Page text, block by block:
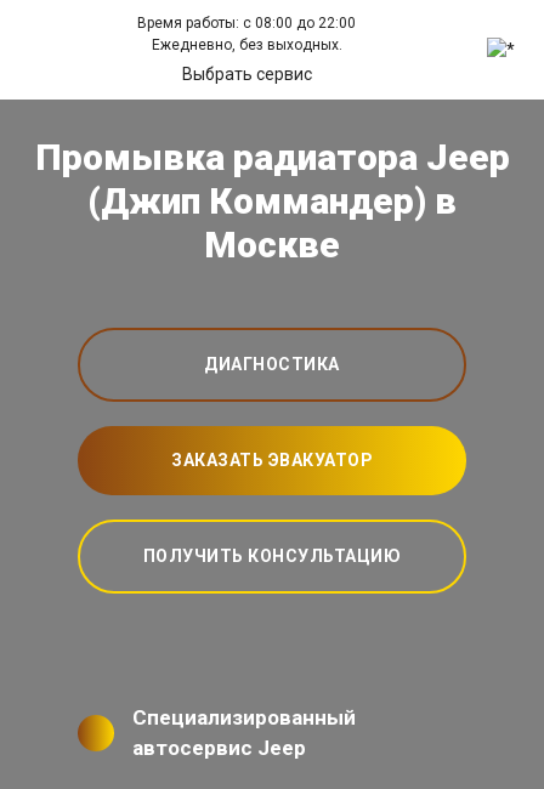
Время работы: с 08:00 до 22:00
Ежедневно, без выходных.
Выбрать сервис
Промывка радиатора Jeep
(Джип Коммандер) в
Москве
ДИАГНОСТИКА
ЗАКАЗАТЬ ЭВАКУАТОР
ПОЛУЧИТЬ КОНСУЛЬТАЦИЮ
Специализированный
автосервис Jeep